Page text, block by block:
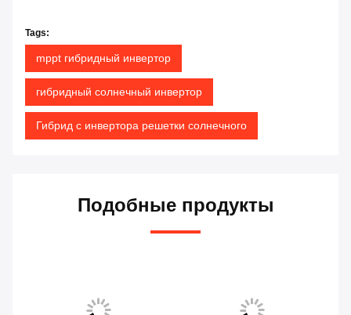
Tags:
mppt гибридный инвертор
гибридный солнечный инвертор
Гибрид с инвертора решетки солнечного
Подобные продукты